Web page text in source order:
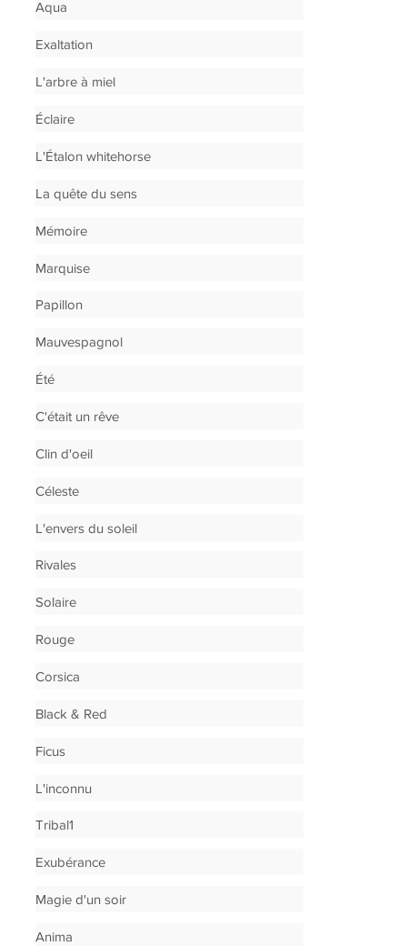
Aqua
Exaltation
L'arbre à miel
Éclaire
L'Étalon whitehorse
La quête du sens
Mémoire
Marquise
Papillon
Mauvespagnol
Été
C'était un rêve
Clin d'oeil
Céleste
L'envers du soleil
Rivales
Solaire
Rouge
Corsica
Black & Red
Ficus
L'inconnu
Tribal1
Exubérance
Magie d'un soir
Anima